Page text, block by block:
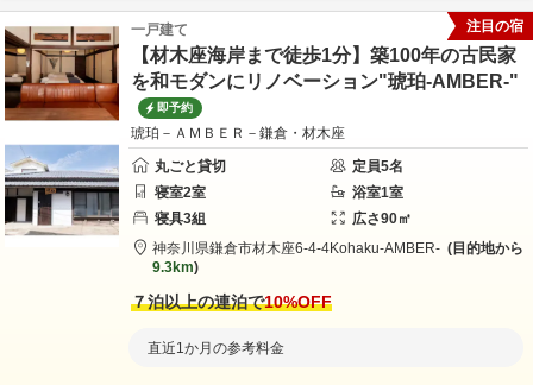
一戸建て
【材木座海岸まで徒歩1分】築100年の古民家
を和モダンにリノベーション"琥珀-AMBER-"
即予約
琥珀－ＡＭＢＥＲ－鎌倉・材木座
丸ごと貸切
定員5名
寝室2室 浴室1室
寝具3組 広さ90㎡
神奈川県鎌倉市材木座6-4-4Kohaku-AMBER-
目的地から
9.3km
７泊以上の連泊で10%OFF
直近1か月の参考料金
注目の宿